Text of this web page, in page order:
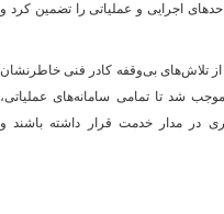
اجرایی و عملیاتی را تضمین کرد و
از تلاش‌های بی‌وقفه کادر فنی خاطرنشان
شد تا تمامی سامانه‌های عملیاتی،
در مدار خدمت قرار داشته باشند و